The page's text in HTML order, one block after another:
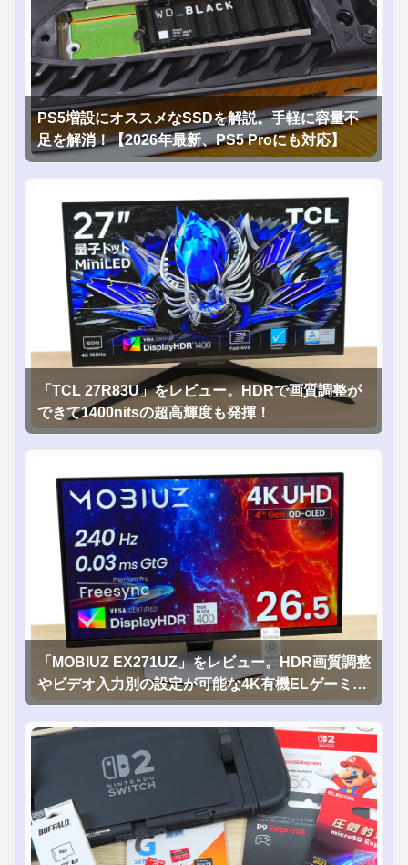
PS5増設にオススメなSSDを解説。手軽に容量不
足を解消！【2026年最新、PS5 Proにも対応】
「TCL 27R83U」をレビュー。HDRで画質調整が
できて1400nitsの超高輝度も発揮！
「MOBIUZ EX271UZ」をレビュー。HDR画質調整
やビデオ入力別の設定が可能な4K有機ELゲーミン
グモニタを徹底検証